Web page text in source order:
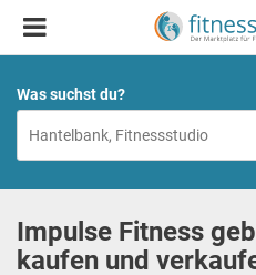
Was suchst du?
Impulse Fitness
kaufen und